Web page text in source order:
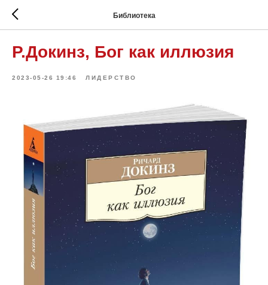
Библиотека
Р.Докинз, Бог как иллюзия
2023-05-26 19:46 ЛИДЕРСТВО